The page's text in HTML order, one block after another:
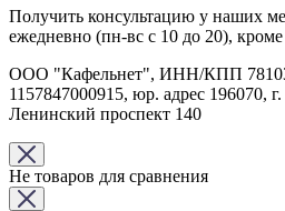
Получить консультацию у наших
ежедневно (пн-вс с 10 до 20),
ООО "Кафельнет", ИНН/КПП
1157847000915, юр. адрес 196070,
Ленинский проспект 140
Не товаров для сравнения